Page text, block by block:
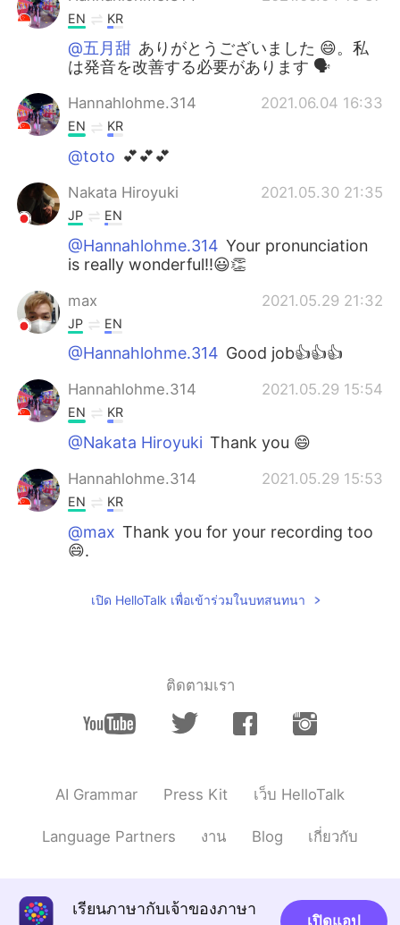
EN KR
@五月甜 ありがとうございました 😄。私
は発音を改善する必要があります 🗣
Hannahlohme.314 2021.06.04 16:33
EN KR
@toto 💕💕💕
Nakata Hiroyuki 2021.05.30 21:35
JP EN
@Hannahlohme.314 Your pronunciation
is really wonderful‼︎😃👏
max 2021.05.29 21:32
JP EN
@Hannahlohme.314 Good job👍👍👍
Hannahlohme.314 2021.05.29 15:54
EN KR
@Nakata Hiroyuki Thank you 😄
Hannahlohme.314 2021.05.29 15:53
EN KR
@max Thank you for your recording too
😄.
KR
Hannahlohme.314 2021.05.29 15:34
EN KR
Hannahlohme.314 2021.05.29 15:33
JP EN
เปิด HelloTalk เพื่อเข้าร่วมในบทสนทนา
ติดตามเรา
AI Grammar Press Kit เว็บ HelloTalk
Language Partners งาน Blog เกี่ยวกับ
เรียนภาษากับเจ้าของภาษา